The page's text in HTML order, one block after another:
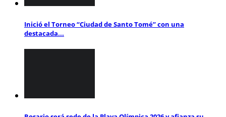
Inició el Torneo “Ciudad de Santo Tomé” con una
destacada...